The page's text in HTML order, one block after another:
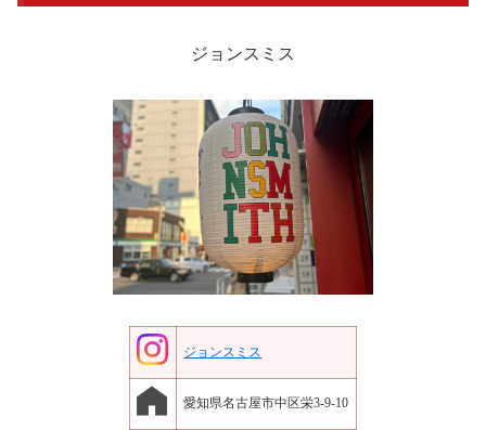
ジョンスミス
ジョンスミス
愛知県名古屋市中区栄3-9-10